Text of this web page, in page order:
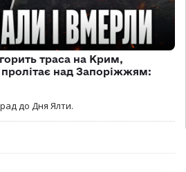
траса на Крим,
над Запоріжжям:
до Дня Ялти.